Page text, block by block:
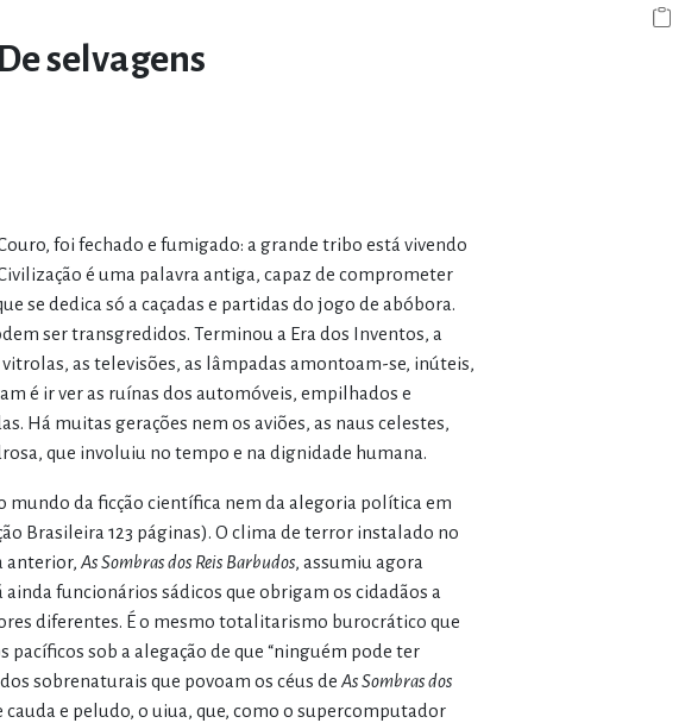
selvagens
foi fechado e fumigado: a grande tribo está vivendo
é uma palavra antiga, capaz de comprometer
se dedica só a caçadas e partidas do jogo de abóbora.
ser transgredidos. Terminou a Era dos Inventos, a
as televisões, as lâmpadas amontoam-se, inúteis,
é ir ver as ruínas dos automóveis, empilhados e
Há muitas gerações nem os aviões, as naus celestes,
que involuiu no tempo e na dignidade humana.
mundo da ficção científica nem da alegoria política em
Brasileira 123 páginas). O clima de terror instalado no
anterior, As Sombras dos Reis Barbudos, assumiu agora
funcionários sádicos que obrigam os cidadãos a
diferentes. É o mesmo totalitarismo burocrático que
sob a alegação de que “ninguém pode ter
sobrenaturais que povoam os céus de As Sombras dos
e peludo, o uiua, que, como o supercomputador